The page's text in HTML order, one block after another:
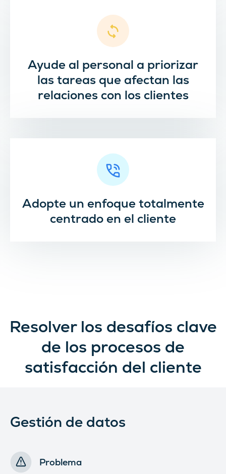
Ayude al personal a priorizar
las tareas que afectan las
relaciones con los clientes
Adopte un enfoque totalmente
centrado en el cliente
Resolver los desafíos clave
de los procesos de
satisfacción del cliente
Gestión de datos
Problema